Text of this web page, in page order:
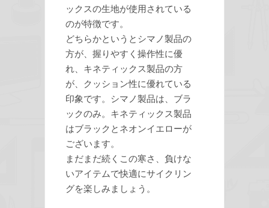
ックスの生地が使用されている
のが特徴です。
どちらかというとシマノ製品の
方が、握りやすく操作性に優
れ、キネティックス製品の方
が、クッション性に優れている
印象です。シマノ製品は、ブラ
ックのみ。キネティックス製品
はブラックとネオンイエローが
ございます。
まだまだ続くこの寒さ、負けな
いアイテムで快適にサイクリン
グを楽しみましょう。